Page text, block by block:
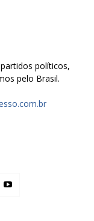
políticos,
pelo Brasil.